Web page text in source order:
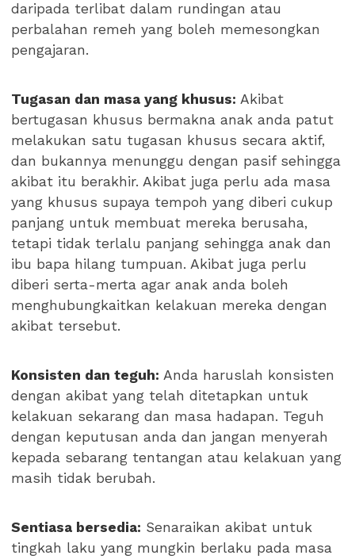
daripada terlibat dalam rundingan atau
perbalahan remeh yang boleh memesongkan
pengajaran.
Tugasan dan masa yang khusus: Akibat
bertugasan khusus bermakna anak anda patut
melakukan satu tugasan khusus secara aktif,
dan bukannya menunggu dengan pasif sehingga
akibat itu berakhir. Akibat juga perlu ada masa
yang khusus supaya tempoh yang diberi cukup
panjang untuk membuat mereka berusaha,
tetapi tidak terlalu panjang sehingga anak dan
ibu bapa hilang tumpuan. Akibat juga perlu
diberi serta-merta agar anak anda boleh
menghubungkaitkan kelakuan mereka dengan
akibat tersebut.
Konsisten dan teguh: Anda haruslah konsisten
dengan akibat yang telah ditetapkan untuk
kelakuan sekarang dan masa hadapan. Teguh
dengan keputusan anda dan jangan menyerah
kepada sebarang tentangan atau kelakuan yang
masih tidak berubah.
Sentiasa bersedia: Senaraikan akibat untuk
tingkah laku yang mungkin berlaku pada masa